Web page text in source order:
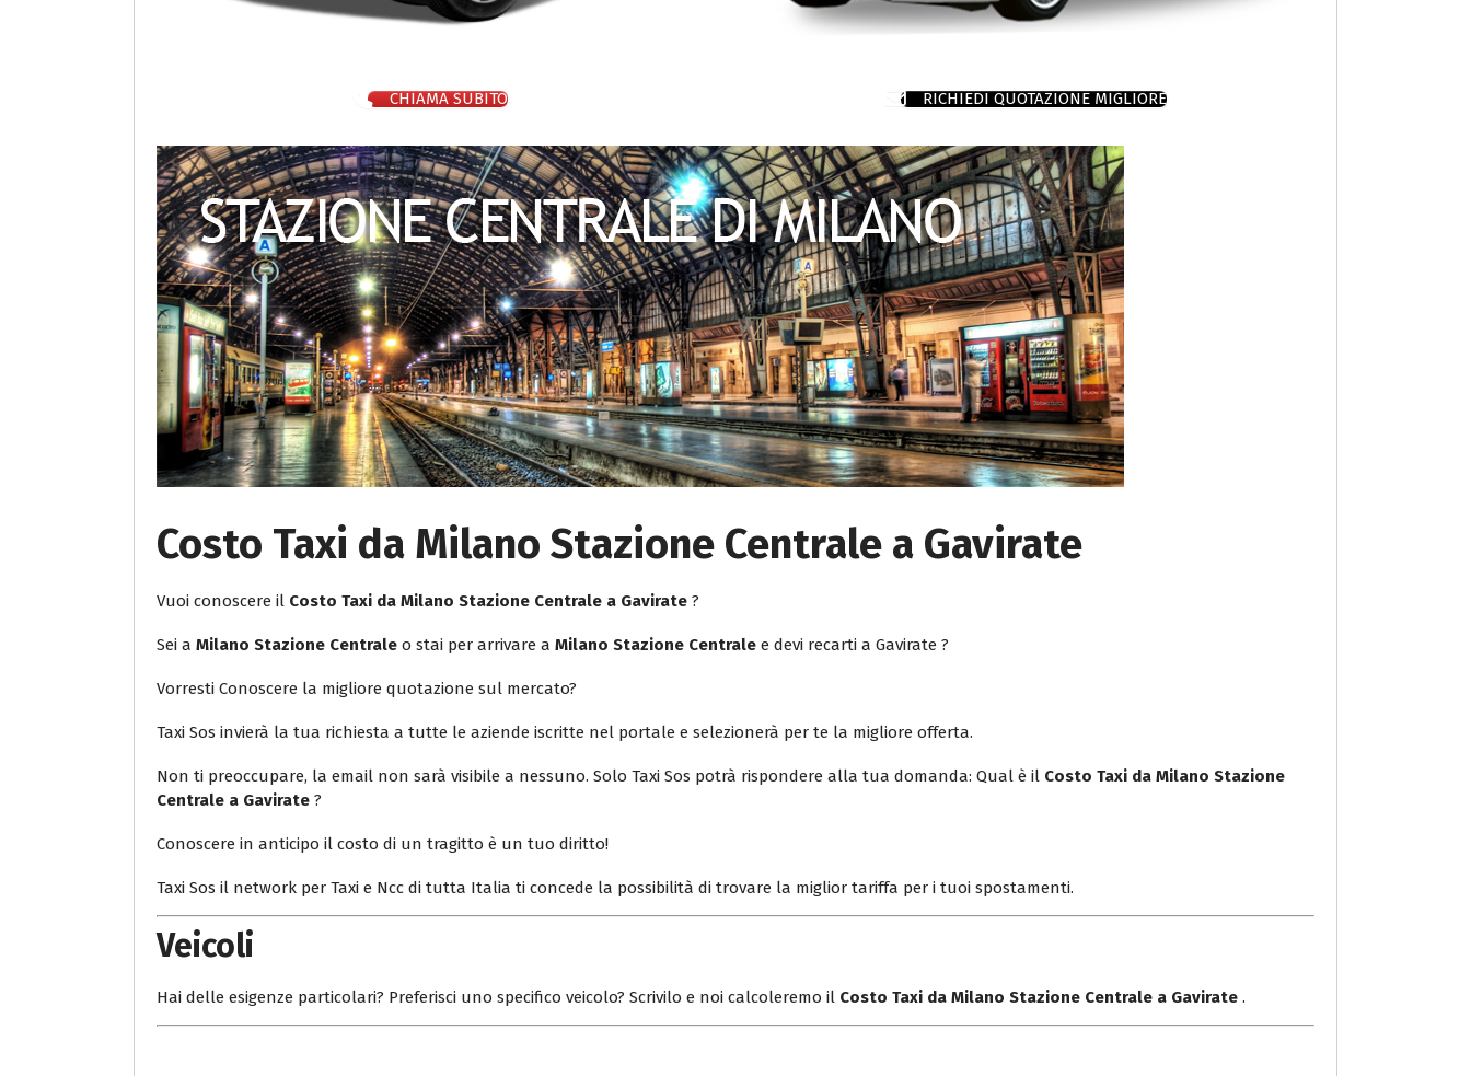
CHIAMA SUBITO RICHIEDI QUOTAZIONE MIGLIORE
Costo Taxi da Milano Stazione Centrale a Gavirate
Vuoi conoscere il Costo Taxi da Milano Stazione Centrale a Gavirate ?
Sei a Milano Stazione Centrale o stai per arrivare a Milano Stazione Centrale e devi recarti a Gavirate ?
Vorresti Conoscere la migliore quotazione sul mercato?
Taxi Sos invierà la tua richiesta a tutte le aziende iscritte nel portale e selezionerà per te la migliore offerta.
Non ti preoccupare, la email non sarà visibile a nessuno. Solo Taxi Sos potrà rispondere alla tua domanda: Qual è il Costo Taxi da Milano Stazione
Centrale a Gavirate ?
Conoscere in anticipo il costo di un tragitto è un tuo diritto!
Taxi Sos il network per Taxi e Ncc di tutta Italia ti concede la possibilità di trovare la miglior tariffa per i tuoi spostamenti.
Veicoli
Hai delle esigenze particolari? Preferisci uno specifico veicolo? Scrivilo e noi calcoleremo il Costo Taxi da Milano Stazione Centrale a Gavirate .